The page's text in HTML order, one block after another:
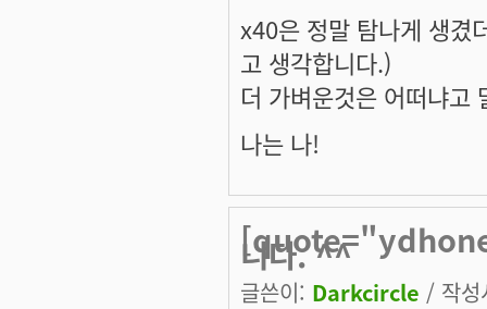
x40은 정말 탐나게 생겼
고 생각합니다.)
더 가벼운것은 어떠냐
나는 나!
니다. ^^
글쓴이: Darkcircle / 작